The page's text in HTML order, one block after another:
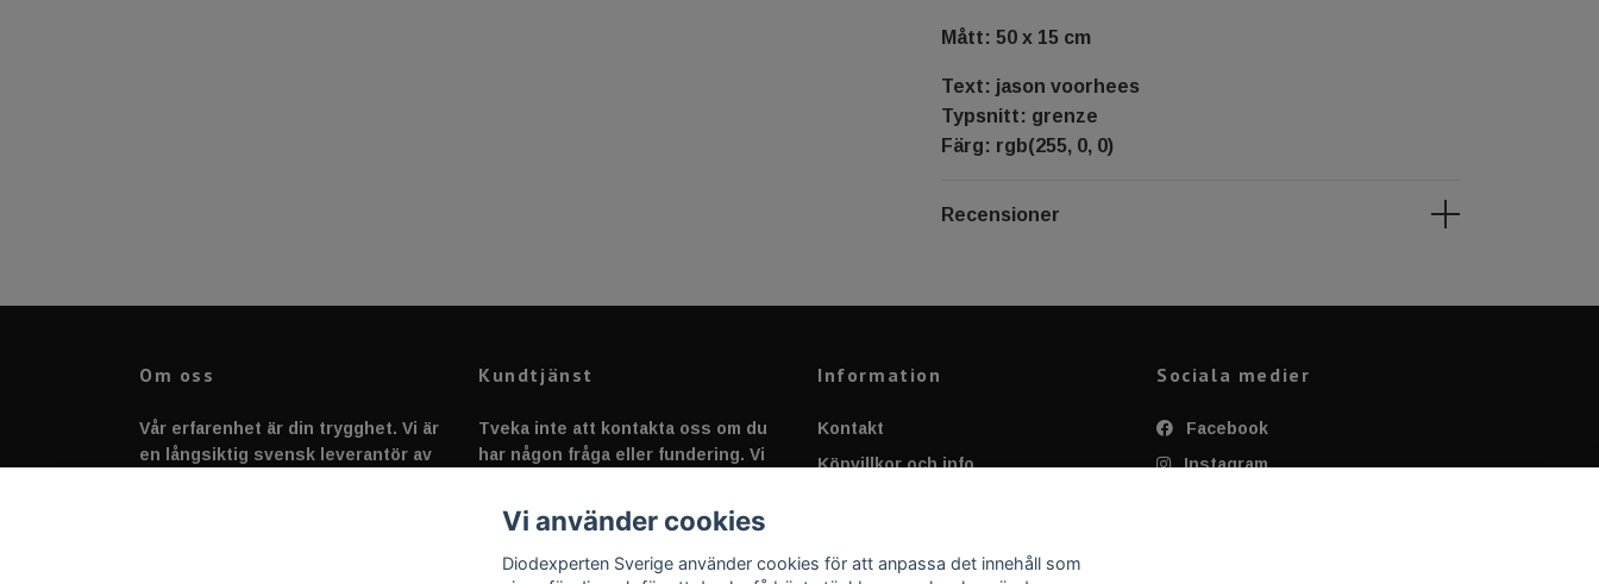
Mått: 50 x 15 cm
Text: jason voorhees
Typsnitt: grenze
Färg: rgb(255, 0, 0)
Recensioner
Om oss
Vår erfarenhet är din trygghet. Vi är
en långsiktig svensk leverantör av
Kundtjänst
Tveka inte att kontakta oss om du
har någon fråga eller fundering. Vi
Information
Kontakt
Köpvillkor och info
Applicering av Dekal
Sociala medier
Facebook
Instagram
Vi använder cookies
Diodexperten Sverige använder cookies för att anpassa det innehåll som